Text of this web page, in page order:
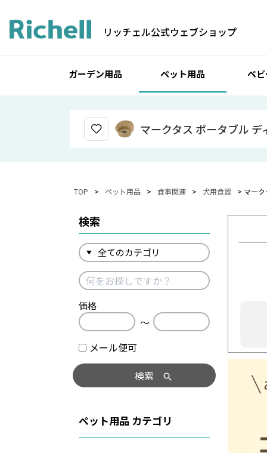
リッチェル公式ウェブショップ
ガーデン用品 ペット用品 ベ
マークタス ポータブル デ
TOP ペット用品 食事関連 犬用食器 マー
検索
価格
〜
メール便可
検索
ペット用品